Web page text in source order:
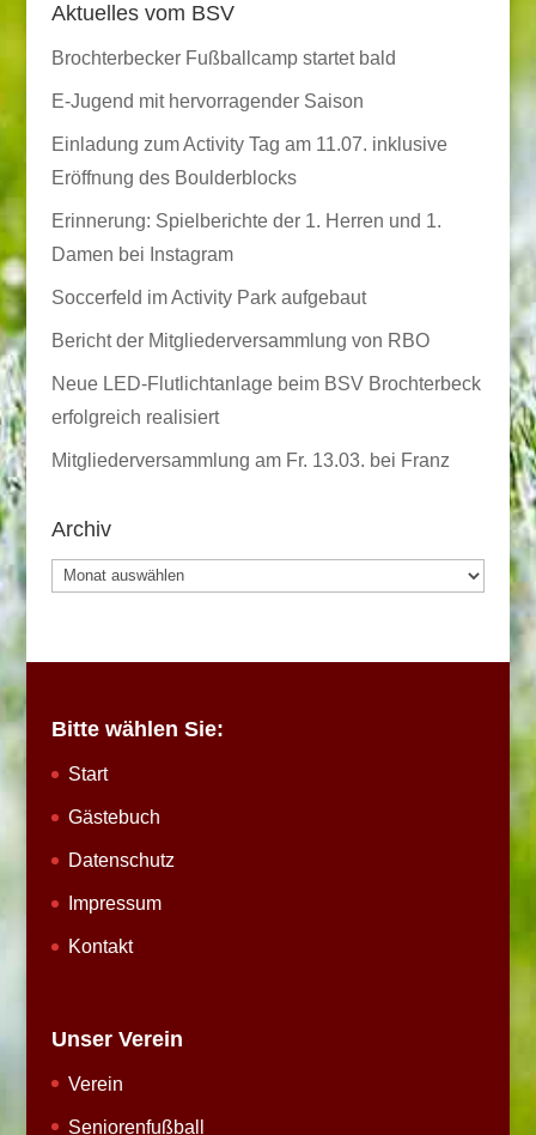
Aktuelles vom BSV
Brochterbecker Fußballcamp startet bald
E-Jugend mit hervorragender Saison
Einladung zum Activity Tag am 11.07. inklusive
Eröffnung des Boulderblocks
Erinnerung: Spielberichte der 1. Herren und 1.
Damen bei Instagram
Soccerfeld im Activity Park aufgebaut
Bericht der Mitgliederversammlung von RBO
Neue LED-Flutlichtanlage beim BSV Brochterbeck
erfolgreich realisiert
Mitgliederversammlung am Fr. 13.03. bei Franz
Archiv
Archiv
Bitte wählen Sie:
Start
Gästebuch
Datenschutz
Impressum
Kontakt
Unser Verein
Verein
Seniorenfußball